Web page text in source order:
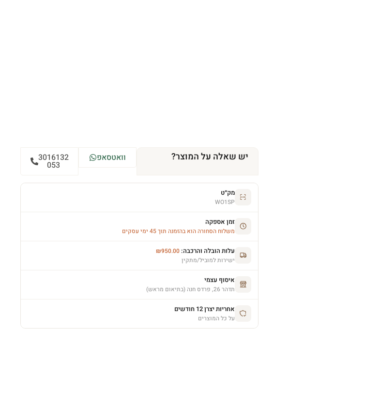
יש שאלה על המוצר? וואטסאפ 3016132
053
מק״ט
WO1SP
זמן אספקה
משלוח הסחורה הוא בהזמנה תוך 45 ימי עסקים
עלות הובלה והרכבה: ₪950.00
ישירות למוביל/מתקין
איסוף עצמי
תדהר 26, פרדס חנה (בתיאום מראש)
אחריות יצרן 12 חודשים
על כל המוצרים